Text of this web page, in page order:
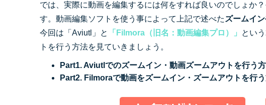
では、実際に動画を編集するには何をすれば良いのでしょか
す。動画編集ソフトを使う事によって上記で述べた ズームイ
今回は「Aviutl」と
「Filmora（旧名：動画編集プロ）」
とい
トを行う方法を見ていきましょう。
Part1. Aviutlでのズームイン・動画ズームアウトを行う
Part2. Filmoraで動画をズームイン・ズームアウトを行